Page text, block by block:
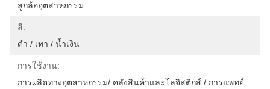
ลูกล้ออุตสาหกรรม
สี:
ดำ / เทา / น้ำเงิน
การใช้งาน:
การผลิตทางอุตสาหกรรม/ คลังสินค้าและโลจิสติกส์ / การแพทย์